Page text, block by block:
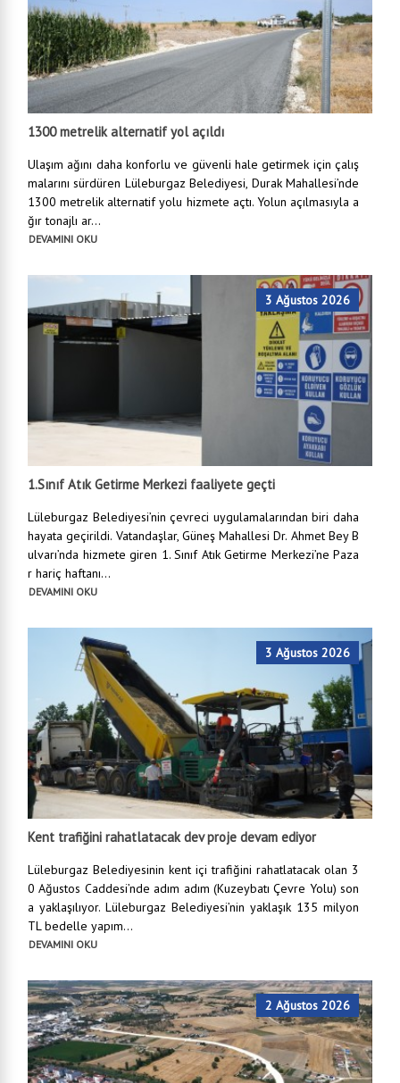
1300 metrelik alternatif yol açıldı
Ulaşım ağını daha konforlu ve güvenli hale getirmek için çalış
malarını sürdüren Lüleburgaz Belediyesi, Durak Mahallesi’nde
1300 metrelik alternatif yolu hizmete açtı. Yolun açılmasıyla a
ğır tonajlı ar...
DEVAMINI OKU
3 Ağustos 2026
1.Sınıf Atık Getirme Merkezi faaliyete geçti
Lüleburgaz Belediyesi’nin çevreci uygulamalarından biri daha
hayata geçirildi. Vatandaşlar, Güneş Mahallesi Dr. Ahmet Bey B
ulvarı’nda hizmete giren 1. Sınıf Atık Getirme Merkezi’ne Paza
r hariç haftanı...
DEVAMINI OKU
3 Ağustos 2026
Kent trafiğini rahatlatacak dev proje devam ediyor
Lüleburgaz Belediyesinin kent içi trafiğini rahatlatacak olan 3
0 Ağustos Caddesi’nde adım adım (Kuzeybatı Çevre Yolu) son
a yaklaşılıyor. Lüleburgaz Belediyesi’nin yaklaşık 135 milyon
TL bedelle yapım...
DEVAMINI OKU
2 Ağustos 2026